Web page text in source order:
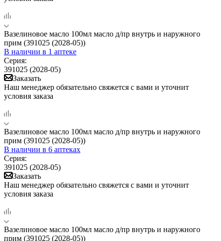
Вазелиновое масло 100мл масло д/пр внутрь и наружного
прим (391025 (2028-05))
В наличии в 1 аптеке
Серия:
391025 (2028-05)
Заказать
Наш менеджер обязательно свяжется с вами и уточнит
условия заказа
Вазелиновое масло 100мл масло д/пр внутрь и наружного
прим (391025 (2028-05))
В наличии в 6 аптеках
Серия:
391025 (2028-05)
Заказать
Наш менеджер обязательно свяжется с вами и уточнит
условия заказа
Вазелиновое масло 100мл масло д/пр внутрь и наружного
прим (391025 (2028-05))